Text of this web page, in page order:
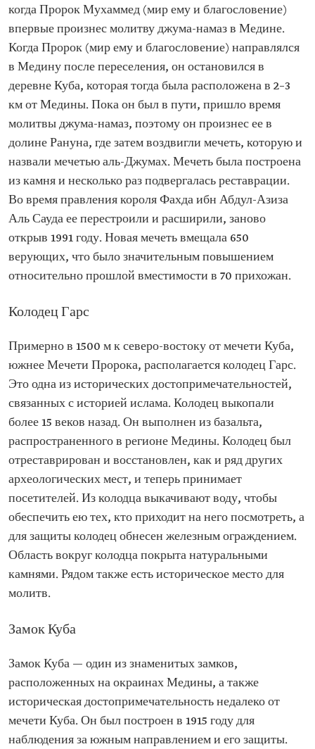
когда Пророк Мухаммед (мир ему и благословение)
впервые произнес молитву джума-намаз в Медине.
Когда Пророк (мир ему и благословение) направлялся
в Медину после переселения, он остановился в
деревне Куба, которая тогда была расположена в 2–3
км от Медины. Пока он был в пути, пришло время
молитвы джума-намаз, поэтому он произнес ее в
долине Рануна, где затем воздвигли мечеть, которую и
назвали мечетью аль-Джумах. Мечеть была построена
из камня и несколько раз подвергалась реставрации.
Во время правления короля Фахда ибн Абдул-Азиза
Аль Сауда ее перестроили и расширили, заново
открыв 1991 году. Новая мечеть вмещала 650
верующих, что было значительным повышением
относительно прошлой вместимости в 70 прихожан.
Колодец Гарс
Примерно в 1500 м к северо-востоку от мечети Куба,
южнее Мечети Пророка, располагается колодец Гарс.
Это одна из исторических достопримечательностей,
связанных с историей ислама. Колодец выкопали
более 15 веков назад. Он выполнен из базальта,
распространенного в регионе Медины. Колодец был
отреставрирован и восстановлен, как и ряд других
археологических мест, и теперь принимает
посетителей. Из колодца выкачивают воду, чтобы
обеспечить ею тех, кто приходит на него посмотреть, а
для защиты колодец обнесен железным ограждением.
Область вокруг колодца покрыта натуральными
камнями. Рядом также есть историческое место для
молитв.
Замок Куба
Замок Куба — один из знаменитых замков,
расположенных на окраинах Медины, а также
историческая достопримечательность недалеко от
мечети Куба. Он был построен в 1915 году для
наблюдения за южным направлением и его защиты.